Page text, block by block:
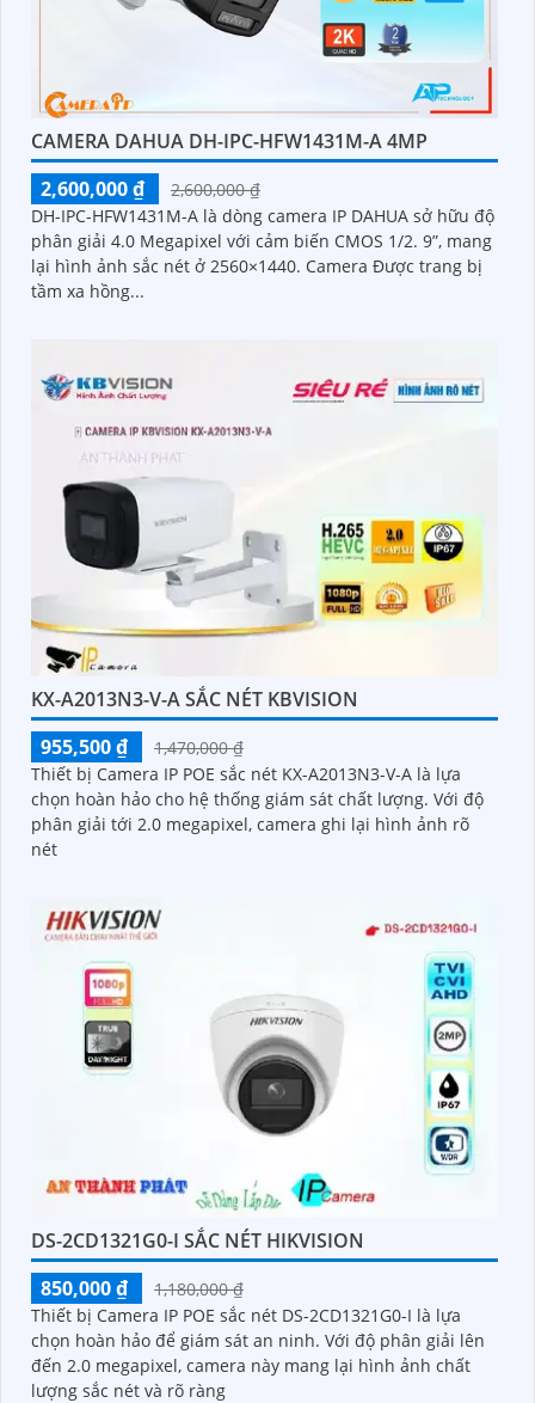
CAMERA DAHUA DH-IPC-HFW1431M-A 4MP
2,600,000 ₫
2,600,000 ₫
DH-IPC-HFW1431M-A là dòng camera IP DAHUA sở hữu độ
phân giải 4.0 Megapixel với cảm biến CMOS 1/2. 9”, mang
lại hình ảnh sắc nét ở 2560×1440. Camera Được trang bị
tầm xa hồng...
KX-A2013N3-V-A SẮC NÉT KBVISION
955,500 ₫
1,470,000 ₫
Thiết bị Camera IP POE sắc nét KX-A2013N3-V-A là lựa
chọn hoàn hảo cho hệ thống giám sát chất lượng. Với độ
phân giải tới 2.0 megapixel, camera ghi lại hình ảnh rõ
nét
DS-2CD1321G0-I SẮC NÉT HIKVISION
850,000 ₫
1,180,000 ₫
Thiết bị Camera IP POE sắc nét DS-2CD1321G0-I là lựa
chọn hoàn hảo để giám sát an ninh. Với độ phân giải lên
đến 2.0 megapixel, camera này mang lại hình ảnh chất
lượng sắc nét và rõ ràng